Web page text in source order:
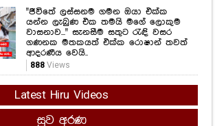
Latest Hiru Videos
සුව අරණ
කෑම කනකොට මේ වැරදි කරන්න
එපා...! ආහාර ජීරණ පද්ධතියේ
කාර්යක්ෂමතාවයට මේ දේවල් සෘජුවම
බලපාන බව ඔබ නිකමටවත් දැන
සිටියාද..?
1,476Views